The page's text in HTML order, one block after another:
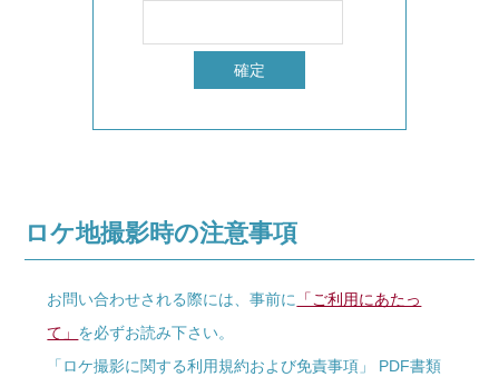
ロケ地撮影時の注意事項
お問い合わせされる際には、事前に 「ご利用にあたっ
て」 を必ずお読み下さい。
「ロケ撮影に関する利用規約および免責事項」 PDF書類